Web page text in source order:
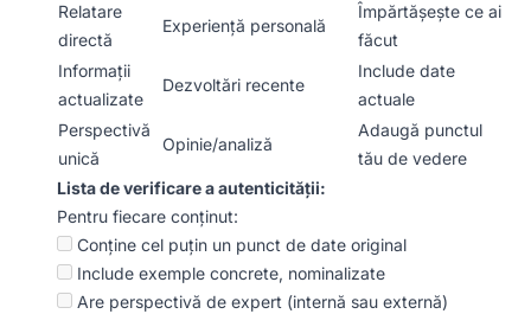
Relatare
directă
Experiență personală
Împărtășește ce ai
făcut
Informații
actualizate
Dezvoltări recente
Include date
actuale
Perspectivă
unică
Opinie/analiză
Adaugă punctul
tău de vedere
Lista de verificare a autenticității:
Pentru fiecare conținut:
Conține cel puțin un punct de date original
Include exemple concrete, nominalizate
Are perspectivă de expert (internă sau externă)